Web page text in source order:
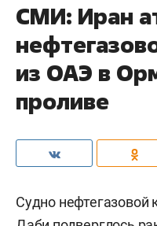
СМИ: Иран
из ОАЭ в
проливе
Судно нефтегазовой